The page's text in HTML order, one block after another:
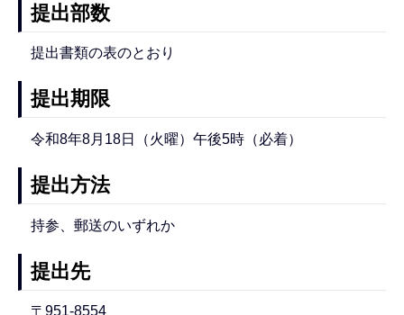
提出部数
提出書類の表のとおり
提出期限
令和8年8月18日（火曜）午後5時（必着）
提出方法
持参、郵送のいずれか
提出先
〒951-8554